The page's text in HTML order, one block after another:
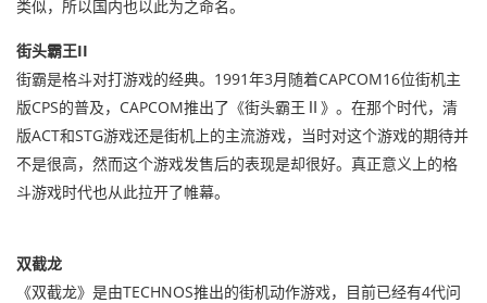
类似，所以国内也以此为之命名。
街头霸王II
街霸是格斗对打游戏的经典。1991年3月随着CAPCOM16位街机主
版CPS的普及，CAPCOM推出了《街头霸王Ⅱ》。在那个时代，清
版ACT和STG游戏还是街机上的主流游戏，当时对这个游戏的期待并
不是很高，然而这个游戏发售后的表现是却很好。真正意义上的格
斗游戏时代也从此拉开了帷幕。
双截龙
《双截龙》是由TECHNOS推出的街机动作游戏，目前已经有4代问